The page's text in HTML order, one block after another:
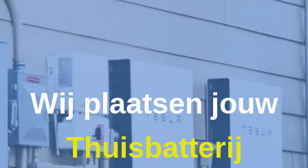
Wij plaatsen jouw
Thuisbatterij